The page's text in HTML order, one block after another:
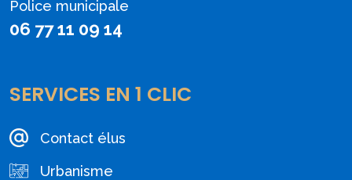
Police municipale
06 77 11 09 14
SERVICES EN 1 CLIC
Contact élus
Urbanisme